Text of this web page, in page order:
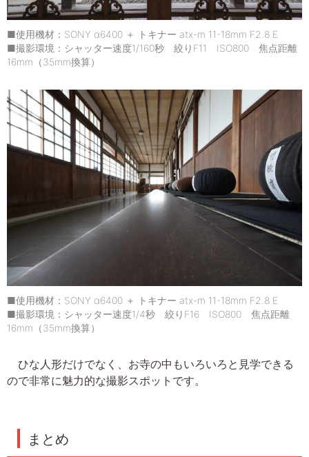
■使用機材：SONY α6400 ＋ トキナー atx-m 11-18mm F2.8 E
■撮影環境：シャッター速度1/160秒 絞りF11 ISO800 焦点距離
16mm（35mm換算）
■使用機材：SONY α6400 ＋ トキナー atx-m 11-18mm F2.8 E
■撮影環境：シャッター速度1/4秒 絞りF16 ISO800 焦点距離
16mm（35mm換算）
ひな人形だけでなく、お寺の中もいろいろと見学できる
ので非常に魅力的な撮影スポットです。
まとめ